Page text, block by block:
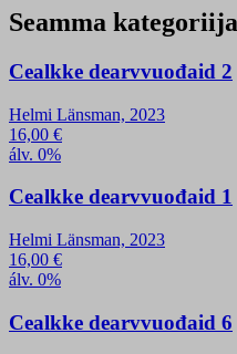
Seamma
Cealkke dearvvuođaid 2
Helmi Länsman, 2023
16,00 €
álv. 0%
Cealkke dearvvuođaid 1
Helmi Länsman, 2023
16,00 €
álv. 0%
Cealkke dearvvuođaid 6